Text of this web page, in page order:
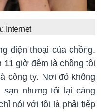
Internet
điện thoại của chồng.
11 giờ đêm là chồng tôi
công ty. Nơi đó không
sạn nhưng tôi lại càng
nói với tôi là phải tiếp